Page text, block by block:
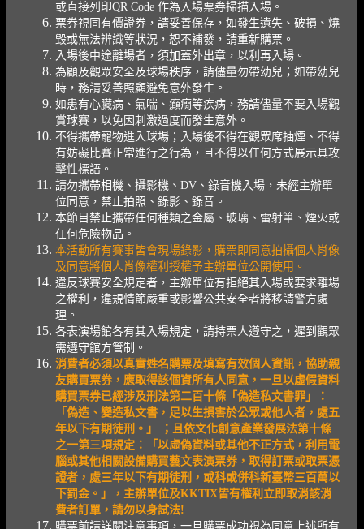
或直接列印QR Code 作為入場票券掃描入場。
票券視同有價證券，請妥善保存，如發生遺失、破損、燒
毀或無法辨識等狀況，恕不補發，請重新購票。
入場後中途離場者，須加蓋外出章，以利再入場。
為顧及觀眾安全及球場秩序，請儘量勿帶幼兒；如帶幼兒
時，務請妥善照顧避免意外發生。
如患有心臟病、氣喘、癲癇等疾病，務請儘量不要入場觀
賞球賽，以免因刺激過度而發生意外。
不得攜帶寵物進入球場；入場後不得在觀眾席抽煙、不得
有妨礙比賽正常進行之行為，且不得以任何方式展示具攻
擊性標語。
請勿攜帶相機、攝影機、DV、錄音機入場，未經主辦單
位同意，禁止拍照、錄影、錄音。
本節目禁止攜帶任何種類之金屬、玻璃、雷射筆、煙火或
任何危險物品。
本活動所有賽事皆會現場錄影，購票即同意拍攝個人肖像
及同意將個人肖像權利授權予主辦單位公開使用。
違反球賽安全規定者，主辦單位有拒絕其入場或要求離場
之權利，違規情節嚴重或影響公共安全者將移請警方處
理。
各表演場館各有其入場規定，請持票人遵守之，遲到觀眾
需遵守館方管制。
消費者必須以真實姓名購票及填寫有效個人資訊，協助親
友購買票券，應取得該個資所有人同意，一旦以虛假資料
購買票券已經涉及刑法第二百十條「偽造私文書罪」：
「偽造、變造私文書，足以生損害於公眾或他人者，處五
年以下有期徒刑。」 ；且依文化創意產業發展法第十條
之一第三項規定：「以虛偽資料或其他不正方式，利用電
腦或其他相關設備購買藝文表演票券，取得訂票或取票憑
證者，處三年以下有期徒刑，或科或併科新臺幣三百萬以
下罰金。」，主辦單位及KKTIX皆有權利立即取消該消
費者訂單，請勿以身試法!
購票前請詳閱注意事項，一旦購票成功視為同意上述所有